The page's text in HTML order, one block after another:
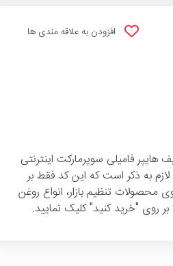
افزودن به علاقه مندی ها
از 40 هزار تومان تخفیف هایپر فامیلی سوپرمارکت اینترنتی
بهره‌مند شوید. لازم به ذکر است که این کد فقط بر
محصولات تنظیم بازار، انواع روغن
روی "خرید کنید" کلیک نمایید.